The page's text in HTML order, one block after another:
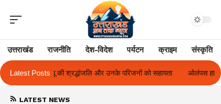
उत्तराखंड राजनीति देश-विदेश पर्यटन क्राइम संस्कृति
Latest Posts
को सहायता ओलंपस हाई के इंटर-हाउस फुटबॉल टूर्नामेंट में रिग हाउस
LATEST NEWS